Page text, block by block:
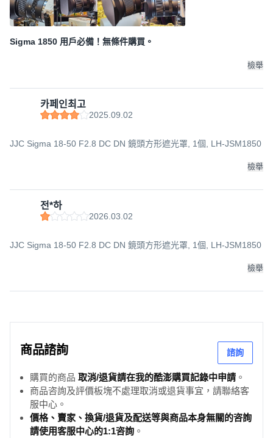
Sigma 1850 用戶必備！無條件購買。
檢舉
카페인최고
2025.09.02
JJC Sigma 18-50 F2.8 DC DN 鏡頭方形遮光罩, 1個, LH-JSM1850
檢舉
전*하
2026.03.02
JJC Sigma 18-50 F2.8 DC DN 鏡頭方形遮光罩, 1個, LH-JSM1850
檢舉
商品諮詢 諮詢
購買的商品 取消/退貨請在我的酷澎購買記錄中申請 。
商品咨詢及評價板塊不處理取消或退貨事宜，請聯絡客
服中心。
價格、賣家、換貨/退貨及配送等與商品本身無關的咨詢
請使用客服中心的1:1咨詢 。